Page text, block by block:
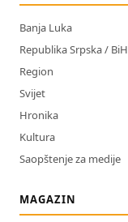
Banja Luka
Republika Srpska / BiH
Region
Svijet
Hronika
Kultura
Saopštenje za medije
MAGAZIN